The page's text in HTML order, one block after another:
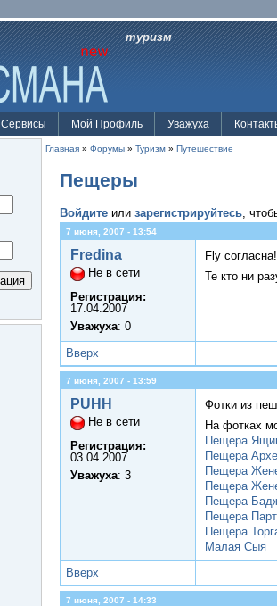
туризм
Сервисы Мой Профиль Уважуха
Главная » Форумы » Туризм » Путешествие
Пещеры
Войдите или зарегистрируйтесь,
7 июня, 2007 - 13:54
Fredina
Не в сети
Регистрация:
17.04.2007
Уважуха: 0
Fly
Те кто ни
Вверх
7 июня, 2007 - 13:59
PUHH
Не в сети
Регистрация:
03.04.2007
Уважуха: 3
Фотки из
На фотках
Пещера
Пещера
Пещера
Пещера
Пещера
Пещера
Пещера
Малая Сыя
Вверх
7 июня, 2007 - 14:33